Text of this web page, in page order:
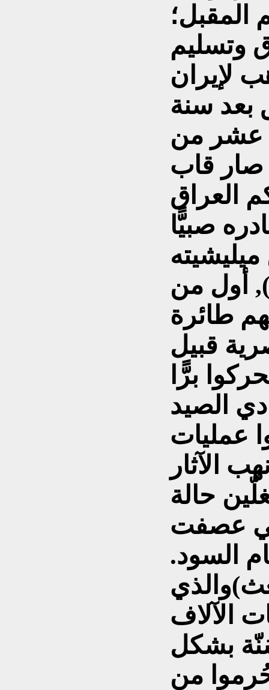
المقبل؛
وتسليم
لإيران
بعد سنة
عشر من
صار قاب
العراق
أول من
طائرة
قبيل
برًّا
الصيد
عمليات
الآثار
حالة
عصفت
السود.
الآلاف
بشكل
من